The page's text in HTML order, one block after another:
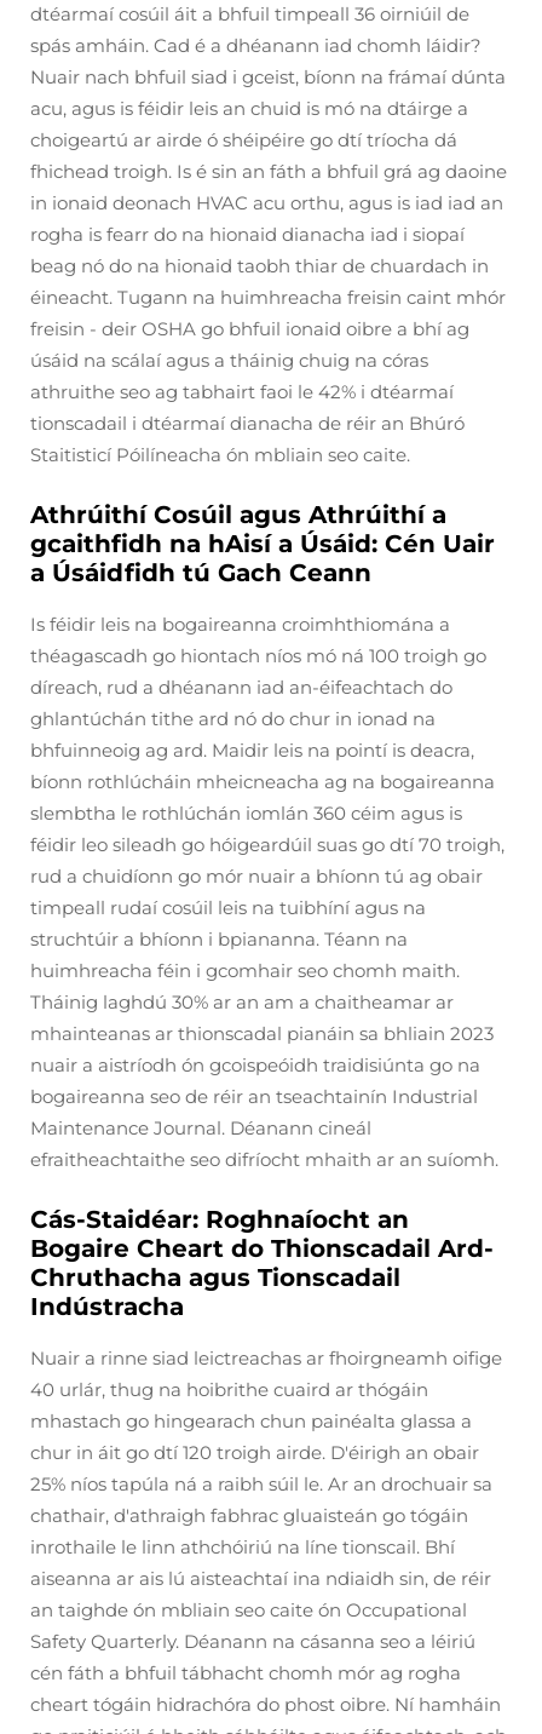
dtéarmaí cosúil áit a bhfuil timpeall 36 oirniúil de
spás amháin. Cad é a dhéanann iad chomh láidir?
Nuair nach bhfuil siad i gceist, bíonn na frámaí dúnta
acu, agus is féidir leis an chuid is mó na dtáirge a
choigeartú ar airde ó shéipéire go dtí tríocha dá
fhichead troigh. Is é sin an fáth a bhfuil grá ag daoine
in ionaid deonach HVAC acu orthu, agus is iad iad an
rogha is fearr do na hionaid dianacha iad i siopaí
beag nó do na hionaid taobh thiar de chuardach in
éineacht. Tugann na huimhreacha freisin caint mhór
freisin - deir OSHA go bhfuil ionaid oibre a bhí ag
úsáid na scálaí agus a tháinig chuig na córas
athruithe seo ag tabhairt faoi le 42% i dtéarmaí
tionscadail i dtéarmaí dianacha de réir an Bhúró
Staitisticí Póilíneacha ón mbliain seo caite.
Athrúithí Cosúil agus Athrúithí a
gcaithfidh na hAisí a Úsáid: Cén Uair
a Úsáidfidh tú Gach Ceann
Is féidir leis na bogaireanna croimhthiomána a
théagascadh go hiontach níos mó ná 100 troigh go
díreach, rud a dhéanann iad an-éifeachtach do
ghlantúchán tithe ard nó do chur in ionad na
bhfuinneoig ag ard. Maidir leis na pointí is deacra,
bíonn rothlúcháin mheicneacha ag na bogaireanna
slembtha le rothlúchán iomlán 360 céim agus is
féidir leo sileadh go hóigeardúil suas go dtí 70 troigh,
rud a chuidíonn go mór nuair a bhíonn tú ag obair
timpeall rudaí cosúil leis na tuibhíní agus na
struchtúir a bhíonn i bpiananna. Téann na
huimhreacha féin i gcomhair seo chomh maith.
Tháinig laghdú 30% ar an am a chaitheamar ar
mhainteanas ar thionscadal pianáin sa bhliain 2023
nuair a aistríodh ón gcoispeóidh traidisiúnta go na
bogaireanna seo de réir an tseachtainín Industrial
Maintenance Journal. Déanann cineál
efraitheachtaithe seo difríocht mhaith ar an suíomh.
Cás-Staidéar: Roghnaíocht an
Bogaire Cheart do Thionscadail Ard-
Chruthacha agus Tionscadail
Indústracha
Nuair a rinne siad leictreachas ar fhoirgneamh oifige
40 urlár, thug na hoibrithe cuaird ar thógáin
mhastach go hingearach chun painéalta glassa a
chur in áit go dtí 120 troigh airde. D'éirigh an obair
25% níos tapúla ná a raibh súil le. Ar an drochuair sa
chathair, d'athraigh fabhrac gluaisteán go tógáin
inrothaile le linn athchóiriú na líne tionscail. Bhí
aiseanna ar ais lú aisteachtaí ina ndiaidh sin, de réir
an taighde ón mbliain seo caite ón Occupational
Safety Quarterly. Déanann na cásanna seo a léiriú
cén fáth a bhfuil tábhacht chomh mór ag rogha
cheart tógáin hidrachóra do phost oibre. Ní hamháin